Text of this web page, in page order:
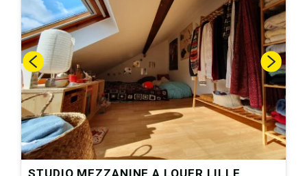
STUDIO MEZZANINE A LOUER LILLE